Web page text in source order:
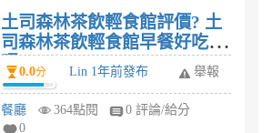
土司森林茶飲輕食館評價? 土
司森林茶飲輕食館早餐好吃
嗎?0.0分 Lin 1年前發布 舉報
餐廳 364點閱
0 評論/給分
0